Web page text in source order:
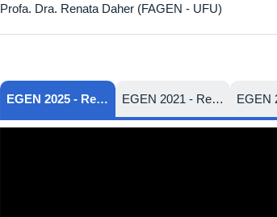
Profa. Dra. Renata Daher (FAGEN - UFU)
EGEN 2025 - Relatório de Atividades EGEN 2021 - Relatório de Atividades